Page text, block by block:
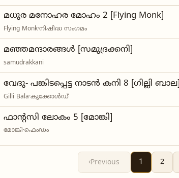
മധുര മനോഹര മോഹം 2 [Flying Monk]
Flying Monk·നിഷിദ്ധ സംഗമം
മഞ്ഞമന്ദാരങ്ങൾ [സമുദ്രക്കനി]
samudrakkani
വേദു- പങ്കിടപ്പെട്ട നാടൻ കനി 8 [ഗില്ലി ബാല]
Gilli Bala·കുക്കോൾഡ്
ഫാൻ്റസി ലോകം 5 [മോങ്കി]
മോങ്കി·ഫെംഡം
‹Previous 1 2